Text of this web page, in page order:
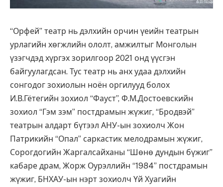
“Орфей” театр нь дэлхийн орчин үеийн театрын
урлагийн хөгжлийн ололт, амжилтыг Монголын
үзэгчдэд хүргэх зорилгоор 2021 онд үүсгэн
байгуулагдсан. Тус театр нь анх удаа дэлхийн
сонгодог зохиолын ноён оргилууд болох
И.В.Гётегийн зохиол “Фауст”, Ф.М.Достоевскийн
зохиол “Гэм зэм” постдрамын жүжиг, “Бродвэй”
театрын алдарт бүтээл АНУ-ын зохиолч Жон
Патрикийн “Опал” саркастик мелодрамын жүжиг,
Сорогдогийн Жаргалсайханы “Шөнө дундын бүжиг”
кабаре драм, Жорж Оурэллийн “1984” постдрамын
жүжиг, БНХАУ-ын нэрт зохиолч Үй Хуагийн